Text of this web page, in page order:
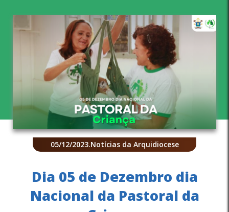
05/12/2023.Notícias da Arquidiocese
Dia 05 de Dezembro dia
Nacional da Pastoral da